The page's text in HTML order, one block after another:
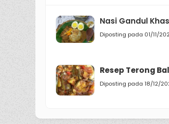
Nasi Gandul
Diposting pada 01/11/
Resep Terong
Diposting pada 18/12/